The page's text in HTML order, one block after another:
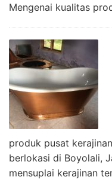
Mengenai kualitas
produk pusat
berlokasi di Boyolali,
mensuplai kerajinan